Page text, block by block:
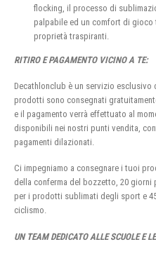
flocking, il processo di
palpabile ed un comfort di gioco
proprietà traspiranti.
RITIRO E PAGAMENTO VICINO A TE:
Decathlonclub è un servizio
prodotti sono consegnati
e il pagamento verrà effettuato al
disponibili nei nostri punti vendita,
pagamenti dilazionati.
Ci impegniamo a consegnare i tuoi
della conferma del bozzetto, 20
per i prodotti sublimati degli sport e
ciclismo.
UN TEAM DEDICATO ALLE SCUOLE E